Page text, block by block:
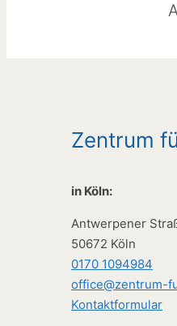
Zentrum
in Köln:
Antwerpener
50672 Köln
0170 1094984
office@zentrum-
Kontaktformular